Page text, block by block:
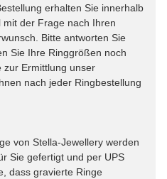
erhalten Sie innerhalb
der Frage nach Ihren
Bitte antworten Sie
Sie Ihre Ringgrößen noch
zur Ermittlung unser
nach jeder Ringbestellung
von Stella-Jewellery werden
Sie gefertigt und per UPS
dass gravierte Ringe